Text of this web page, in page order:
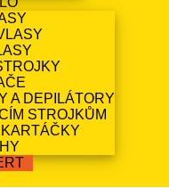
A DEPILÁTORY
STROJKŮM